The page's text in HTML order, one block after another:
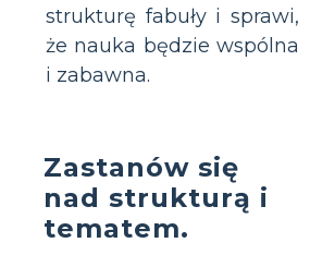
strukturę fabuły i sprawi,
że nauka będzie wspólna
i zabawna.
Zastanów się
nad strukturą i
tematem.